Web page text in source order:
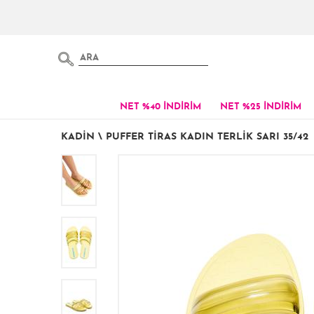
NET %40 İNDİRİM NET %25 İNDİRİM
KADIN \ PUFFER TIRAS KADIN TERLIK SARI 35/42